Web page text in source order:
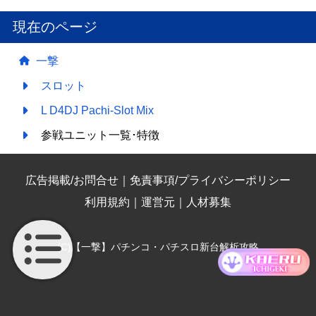
現在のページ
一撃
スロット
L D4DJ Pachi-Slot Mix
参戦ユニット一覧･特徴
広告掲載/お問合せ
免責事項/プライバシーポリシー
利用規約
運営元 人材募集
(C)【一撃】パチンコ・パチスロ新台解析攻略